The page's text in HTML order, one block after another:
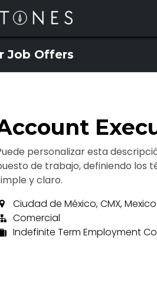
Job Offers
personalizar esta
de trabajo, definiendo los
y claro.
Ciudad de México,CMX,Mexico
Comercial
Indefinite Term Employment